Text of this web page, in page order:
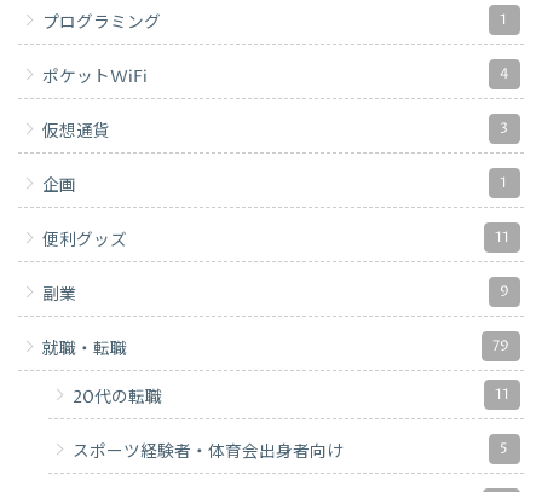
プログラミング 1
ポケットWiFi 4
仮想通貨 3
企画 1
便利グッズ 11
副業 9
就職・転職 79
20代の転職 11
スポーツ経験者・体育会出身者向け 5